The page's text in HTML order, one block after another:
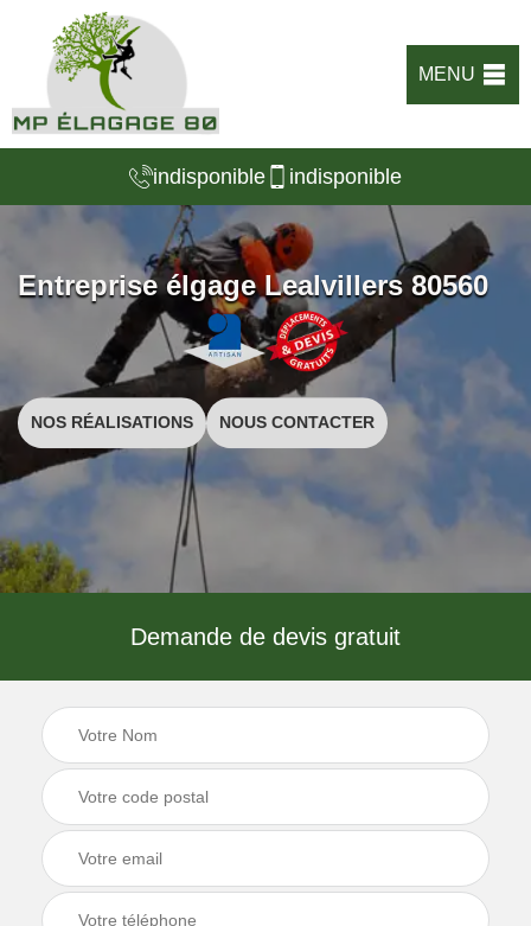
MENU
indisponible indisponible
Entreprise élgage Lealvillers 80560
NOS RÉALISATIONS NOUS CONTACTER
Demande de devis gratuit